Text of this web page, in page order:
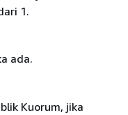
1.
ada.
Kuorum, jika